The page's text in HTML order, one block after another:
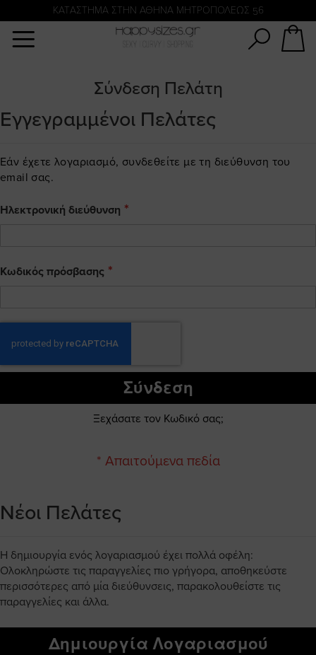
KATΑΣΤΗΜΑ ΣΤΗΝ ΑΘΗΝΑ ΜΗΤΡΟΠΟΛΕΩΣ 56
Σύνδεση Πελάτη
Εγγεγραμμένοι Πελάτες
Εάν έχετε λογαριασμό, συνδεθείτε με τη διεύθυνση του
email σας.
Ηλεκτρονική διεύθυνση
Κωδικός πρόσβασης
Σύνδεση
Ξεχάσατε τον Κωδικό σας;
Νέοι Πελάτες
Η δημιουργία ενός λογαριασμού έχει πολλά οφέλη:
Ολοκληρώστε τις παραγγελίες πιο γρήγορα, αποθηκεύστε
περισσότερες από μία διεύθυνσεις, παρακολουθείστε τις
παραγγελίες και άλλα.
Δημιουργία Λογαριασμού
Αναζήτηση